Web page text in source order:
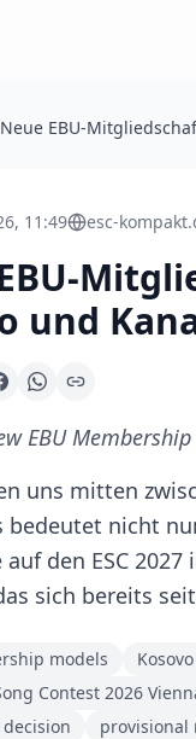
11:49 esc-
und
EBU
uns mitten
bedeutet nicht
auf den ESC
sich bereits
models
Contest 2026
decision
provisional